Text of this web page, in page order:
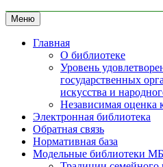
Меню
Главная
О библиотеке
Уровень
государственных
искусства и
Независимая оценка
Электронная библиотека
Обратная связь
Нормативная база
Модельные библиотеки